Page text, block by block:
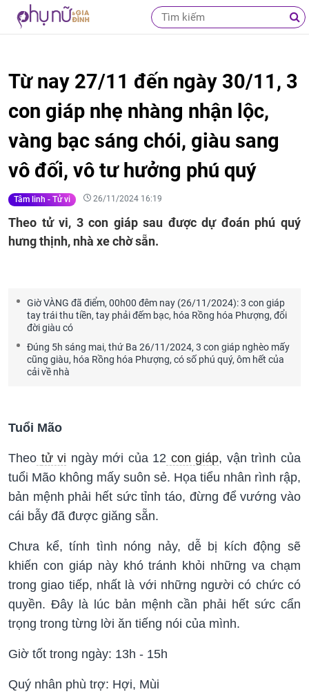
Từ nay 27/11 đến ngày 30/11, 3
con giáp nhẹ nhàng nhận lộc,
vàng bạc sáng chói, giàu sang
vô đối, vô tư hưởng phú quý
Tâm linh - Tử vi 26/11/2024 16:19
Theo tử vi, 3 con giáp sau được dự đoán phú quý
hưng thịnh, nhà xe chờ sẵn.
Giờ VÀNG đã điểm, 00h00 đêm nay (26/11/2024): 3 con giáp
tay trái thu tiền, tay phải đếm bạc, hóa Rồng hóa Phượng, đổi
đời giàu có
Đúng 5h sáng mai, thứ Ba 26/11/2024, 3 con giáp nghèo mấy
cũng giàu, hóa Rồng hóa Phượng, có số phú quý, ôm hết của
cải về nhà
Tuổi Mão
Theo tử vi ngày mới của 12 con giáp, vận trình của
tuổi Mão không mấy suôn sẻ. Họa tiểu nhân rình rập,
bản mệnh phải hết sức tỉnh táo, đừng để vướng vào
cái bẫy đã được giăng sẵn.
Chưa kể, tính tình nóng nảy, dễ bị kích động sẽ
khiến con giáp này khó tránh khỏi những va chạm
trong giao tiếp, nhất là với những người có chức có
quyền. Đây là lúc bản mệnh cần phải hết sức cẩn
trọng trong từng lời ăn tiếng nói của mình.
Giờ tốt trong ngày: 13h - 15h
Quý nhân phù trợ: Hợi, Mùi